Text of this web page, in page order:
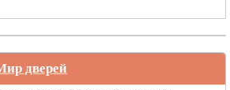
дверей